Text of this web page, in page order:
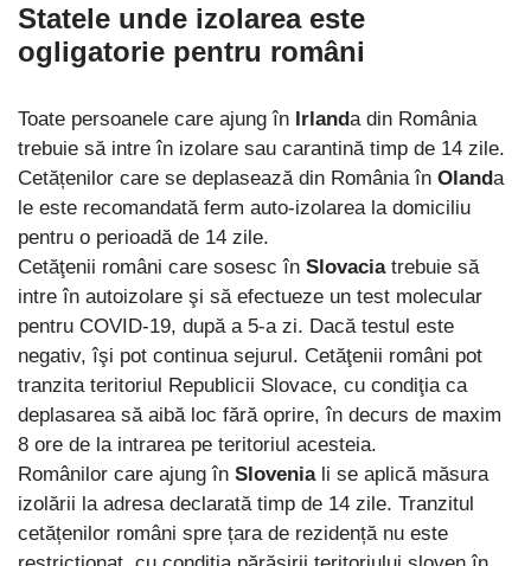
Statele unde izolarea este
ogligatorie pentru români
Toate persoanele care ajung în Irlanda din România
trebuie să intre în izolare sau carantină timp de 14 zile.
Cetățenilor care se deplasează din România în Olanda
le este recomandată ferm auto-izolarea la domiciliu
pentru o perioadă de 14 zile.
Cetăţenii români care sosesc în Slovaciatrebuie să
intre în autoizolare şi să efectueze un test molecular
pentru COVID-19, după a 5-a zi. Dacă testul este
negativ, îşi pot continua sejurul. Cetăţenii români pot
tranzita teritoriul Republicii Slovace, cu condiţia ca
deplasarea să aibă loc fără oprire, în decurs de maxim
8 ore de la intrarea pe teritoriul acesteia.
Românilor care ajung în Sloveniali se aplică măsura
izolării la adresa declarată timp de 14 zile. Tranzitul
cetățenilor români spre țara de rezidență nu este